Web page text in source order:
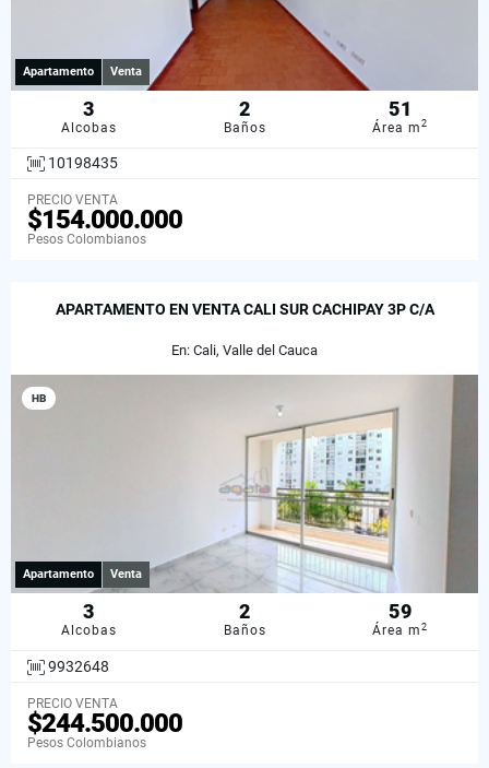
Apartamento Venta
3
Alcobas
2
Baños
51
Área m2
10198435
PRECIO VENTA
$154.000.000
Pesos Colombianos
APARTAMENTO EN VENTA CALI SUR CACHIPAY 3P C/A
En: Cali, Valle del Cauca
HB
Apartamento Venta
3
Alcobas
2
Baños
59
Área m2
9932648
PRECIO VENTA
$244.500.000
Pesos Colombianos